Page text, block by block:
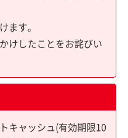
ます。
けしたことをお詫びい
キャッシュ(有効期限10